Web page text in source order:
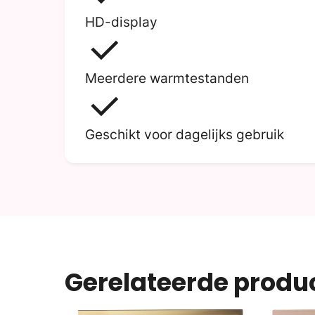
HD-display
Meerdere warmtestanden
Geschikt voor dagelijks gebruik
Gerelateerde